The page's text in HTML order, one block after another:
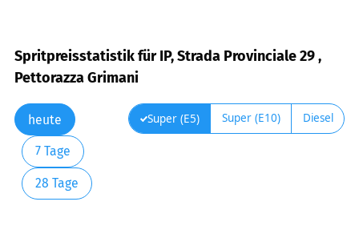
Spritpreisstatistik für IP, Strada Provinciale 29 ,
Pettorazza Grimani
heute
7 Tage
28 Tage
Super (E5) Super (E10) Diesel